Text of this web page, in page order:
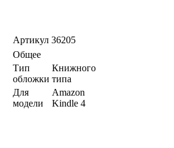
Артикул 36205
Общее
Тип
обложки
Книжного
типа
Для
модели
Amazon
Kindle 4